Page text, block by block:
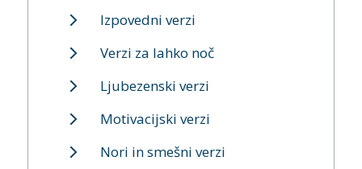
Izpovedni verzi
Verzi za lahko noč
Ljubezenski verzi
Motivacijski verzi
Nori in smešni verzi